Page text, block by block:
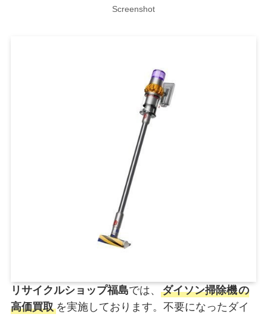
Screenshot
リサイクルショップ福島では、 ダイソン掃除機の
高価買取 を実施しております。不要になったダイ